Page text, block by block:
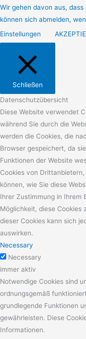
Wir gehen davon aus,
können sich abmelden,
Einstellungen
Schließen
Datenschutzübersicht
Diese Website verwendet
während Sie durch die
werden die Cookies, die
Browser gespeichert, da
Funktionen der Website
Cookies von
können, wie Sie diese
Ihrer Zustimmung in Ihrem
Möglichkeit, diese Cookies
dieser Cookies kann sich
auswirken.
Necessary
Necessary
immer aktiv
Notwendige Cookies sind
ordnungsgemäß
grundlegende Funktionen
gewährleisten. Diese
Informationen.